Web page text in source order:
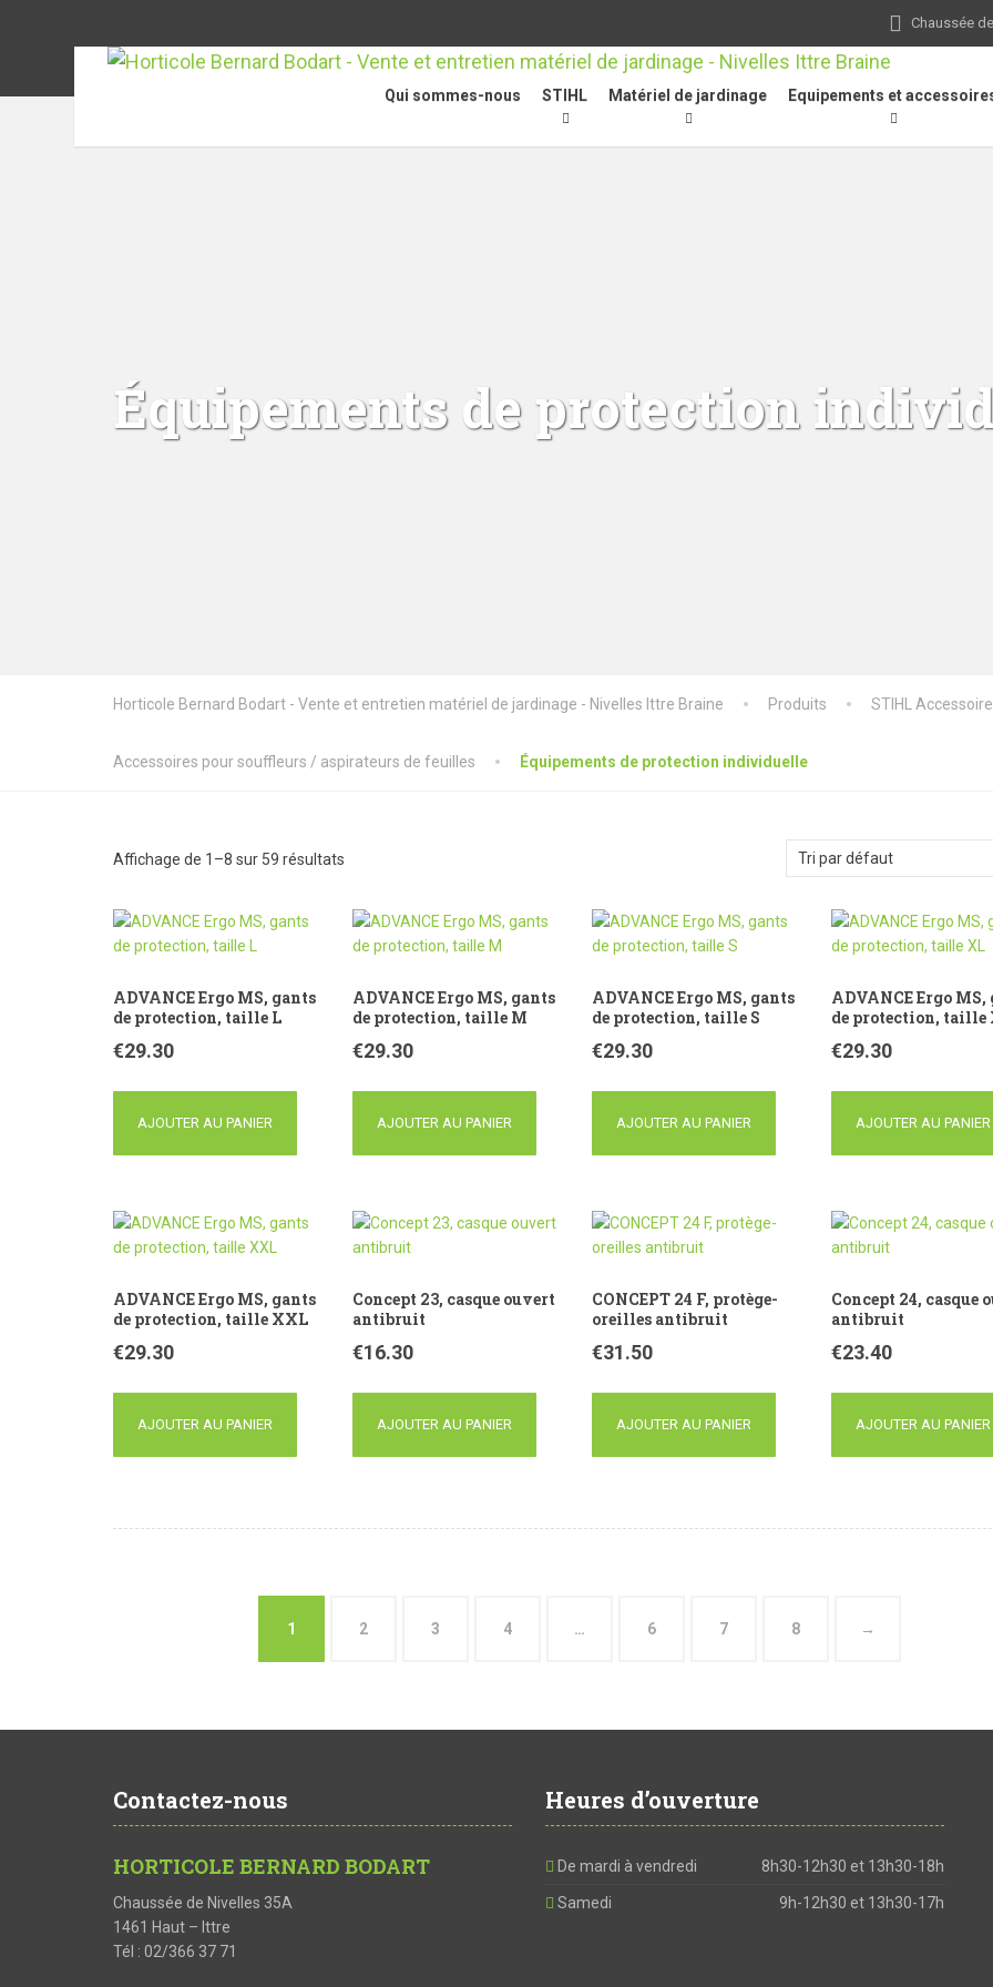
Chaussée
Qui sommes-nous STIHL Matériel de jardinage Equipements et
Équipements de protection
Horticole Bernard Bodart - Vente et entretien matériel de jardinage - Nivelles Ittre Braine Produits STIHL
Accessoires pour souffleurs / aspirateurs de feuilles Équipements de protection individuelle
Affichage de 1–8 sur 59 résultats
ADVANCE Ergo MS, gants
de protection, taille L
€29.30
AJOUTER AU PANIER
ADVANCE Ergo MS, gants
de protection, taille M
€29.30
AJOUTER AU PANIER
ADVANCE Ergo MS, gants
de protection, taille S
€29.30
AJOUTER AU PANIER
ADVANCE Ergo MS,
de protection, taille
€29.30
AJOUTER AU PANIER
ADVANCE Ergo MS, gants
de protection, taille XXL
€29.30
AJOUTER AU PANIER
Concept 23, casque ouvert
antibruit
€16.30
AJOUTER AU PANIER
CONCEPT 24 F, protège-
oreilles antibruit
€31.50
AJOUTER AU PANIER
Concept 24, casque
antibruit
€23.40
AJOUTER AU PANIER
1 2 3 4 … 6 7 8 →
Contactez-nous
HORTICOLE BERNARD BODART
Chaussée de Nivelles 35A
1461 Haut – Ittre
Tél : 02/366 37 71
Heures d’ouverture
De mardi à vendredi 8h30-12h30 et 13h30-18h
Samedi 9h-12h30 et 13h30-17h